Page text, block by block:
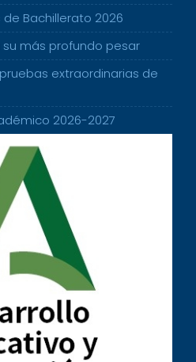
de Bachillerato 2026
su más profundo pesar
extraordinarias de
2026-2027